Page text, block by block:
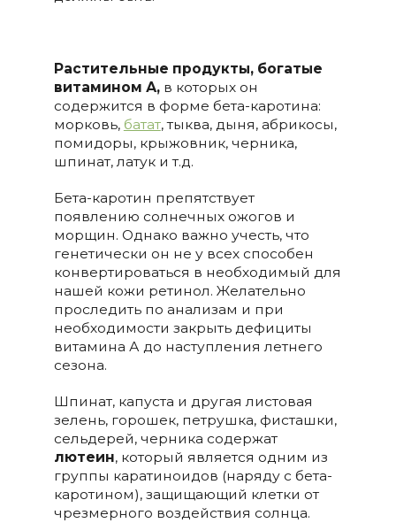
Растительные продукты, богатые
витамином А,в которых он
содержится в форме бета-каротина:
морковь, батат, тыква, дыня, абрикосы,
помидоры, крыжовник, черника,
шпинат, латук и т.д.
Бета-каротин препятствует
появлению солнечных ожогов и
морщин. Однако важно учесть, что
генетически он не у всех способен
конвертироваться в необходимый для
нашей кожи ретинол. Желательно
проследить по анализам и при
необходимости закрыть дефициты
витамина А до наступления летнего
сезона.
Шпинат, капуста и другая листовая
зелень, горошек, петрушка, фисташки,
сельдерей, черника содержат
лютеин, который является одним из
группы каратиноидов (наряду с бета-
каротином), защищающий клетки от
чрезмерного воздействия солнца.